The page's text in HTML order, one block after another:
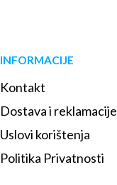
INFORMACIJE
Kontakt
Dostava i reklamacije
Uslovi korištenja
Politika Privatnosti